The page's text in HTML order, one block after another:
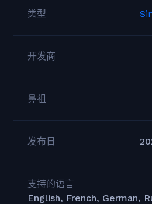
类型
开发商
鼻祖
发布日
支持的语言
English, French, German,